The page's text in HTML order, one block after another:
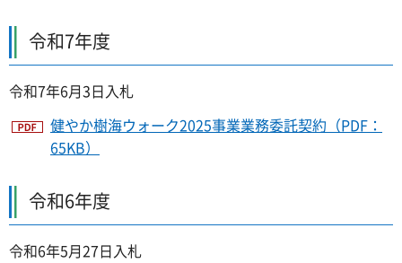
令和7年度
令和7年6月3日入札
健やか樹海ウォーク2025事業業務委託契約（PDF：
65KB）
令和6年度
令和6年5月27日入札